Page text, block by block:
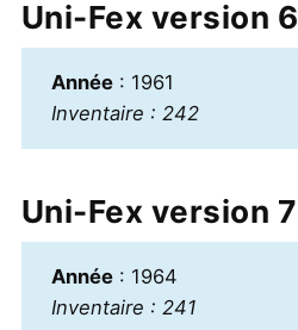
Uni-Fex version 6
Année: 1961
Inventaire : 242
Uni-Fex version 7
Année: 1964
Inventaire : 241